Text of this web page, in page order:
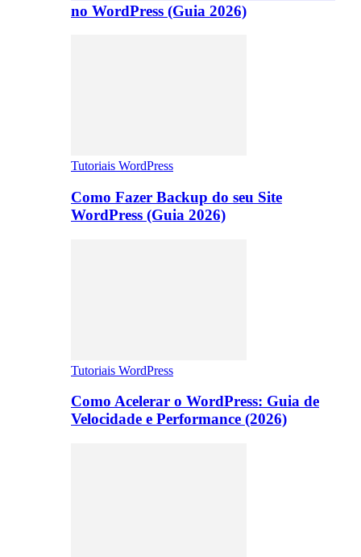
no WordPress (Guia 2026)
Tutoriais WordPress
Como Fazer Backup do seu Site
WordPress (Guia 2026)
Tutoriais WordPress
Como Acelerar o WordPress: Guia de
Velocidade e Performance (2026)